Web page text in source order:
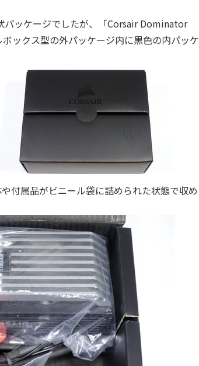
パッケージでしたが、「Corsair Dominator
ックス型の外パッケージ内に黒色の内パッケ
付属品がビニール袋に詰められた状態で収め